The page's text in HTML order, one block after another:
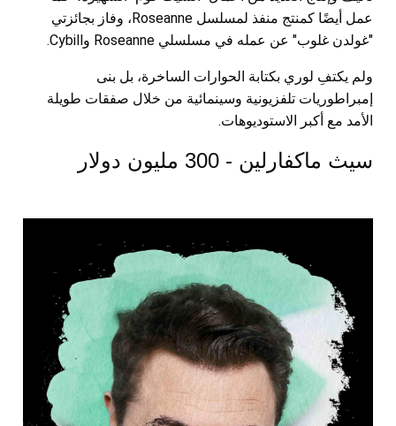
عمل أيضًا كمنتج منفذ لمسلسل Roseanne، وفاز بجائزتي
"غولدن غلوب" عن عمله في مسلسلي Roseanne وCybill.
ولم يكتفِ لوري بكتابة الحوارات الساخرة، بل بنى
إمبراطوريات تلفزيونية وسينمائية من خلال صفقات طويلة
الأمد مع أكبر الاستوديوهات.
سيث ماكفارلين - 300 مليون دولار